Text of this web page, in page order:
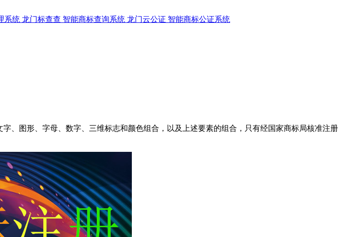
系统 龙门标查查 智能商标查询系统 龙门云公证 智能商标公证系统
图形、字母、数字、三维标志和颜色组合，以及上述要素的组合，只有经国家商标局核准注册